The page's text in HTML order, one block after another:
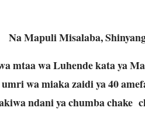
Na Mapuli Misalaba,
mtaa wa Luhende kata ya
umri wa miaka zaidi ya 40
ndani ya chumba chake